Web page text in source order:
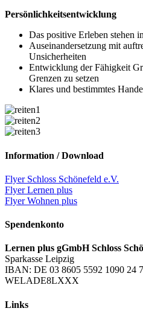
Persönlichkeitsentwicklung
Das positive Erleben stehen
Auseinandersetzung mit
Unsicherheiten
Entwicklung der Fähigkeit
Grenzen zu setzen
Klares und bestimmtes
Information / Download
Flyer Schloss Schönefeld e.V.
Flyer Lernen plus
Flyer Wohnen plus
Spendenkonto
Lernen plus gGmbH Schloss
Sparkasse Leipzig
IBAN: DE 03 8605 5592 1090 24
WELADE8LXXX
Links